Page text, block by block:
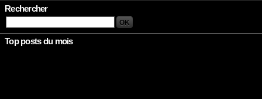
Rechercher
Top posts du mois